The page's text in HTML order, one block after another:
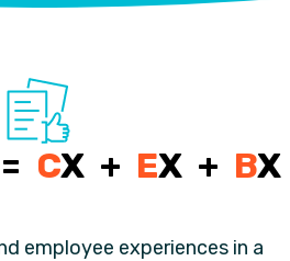
CX + EX + BX
employee experiences in a